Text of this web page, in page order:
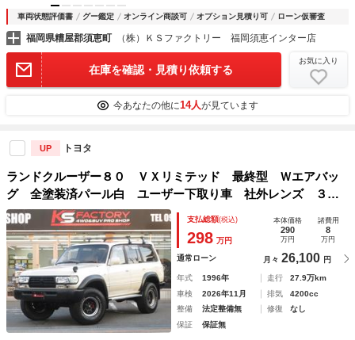
車両状態評価書 グー鑑定 オンライン商談可 オプション見積り可 ローン仮審査
福岡県糟屋郡須恵町 （株）ＫＳファクトリー 福岡須恵インター店
在庫を確認・見積り依頼する
お気に入り
今あなたの他に14人が見ています
UP トヨタ
ランドクルーザー８０ ＶＸリミテッド 最終型 Ｗエアバッ
グ 全塗装済パール白 ユーザー下取り車 社外レンズ ３イ
ンチＵＰ 社外ＡＷ ジオランダーＡＴタイヤ 背面タイヤ
サンルーフ シートカバー 社外ナビ ＥＴＣ レーダー 社
外スピーカー
支払総額(税込)
298 万円
本体価格
290
万円
諸費用
8
万円
通常ローン 月々 26,100 円
年式 1996年 走行
27.9万km
車検
2026年11月 排気
4200cc
整備
法定整備無 修復
なし
保証
保証無